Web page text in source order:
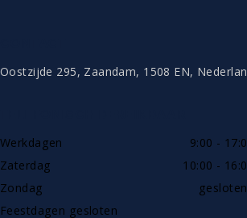
Oostzijde 295, Zaandam, 1508 EN,
Werkdagen
9:00 -
Zaterdag
10:00 -
Zondag
gesloten
Feestdagen gesloten